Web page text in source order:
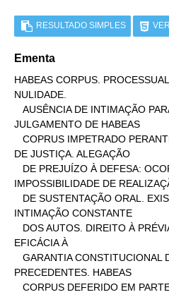
RESULTADO SIMPLES
Ementa
HABEAS CORPUS.
NULIDADE.
JULGAMENTO DE HABEAS
DE JUSTIÇA. ALEGAÇÃO
IMPOSSIBILIDADE DE
INTIMAÇÃO CONSTANTE
EFICÁCIA À
PRECEDENTES. HABEAS
CORPUS DEFERIDO EM